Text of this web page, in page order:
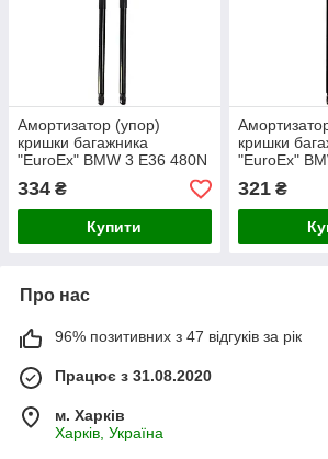
Амортизатор (упор)
кришки багажника
"EuroEx" BMW 3 E36 480N
29 cm
334 ₴
Купити
кришки
"EuroEx"
cabrio 300N
321₴
Про нас
96% позитивних з 47 відгуків за рік
Працює з 31.08.2020
м. Харків
Харків, Україна